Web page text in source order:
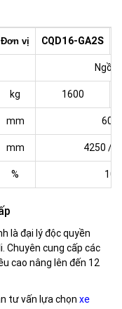
Đơn vị CQD16-GA2S
Ngồi
kg 1600
mm 600
mm 4250 /
% 10
là đại lý độc quyền
Chuyên cung cấp các
cao nâng lên đến 12
tư vấn lựa chọn xe